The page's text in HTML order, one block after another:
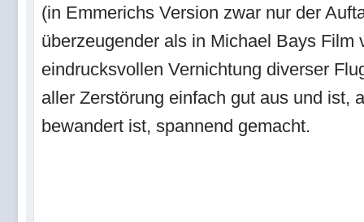
(in Emmerichs Version zwar nur der
überzeugender als in Michael Bays Film
eindrucksvollen Vernichtung diverser
aller Zerstörung einfach gut aus und ist,
bewandert ist, spannend gemacht.